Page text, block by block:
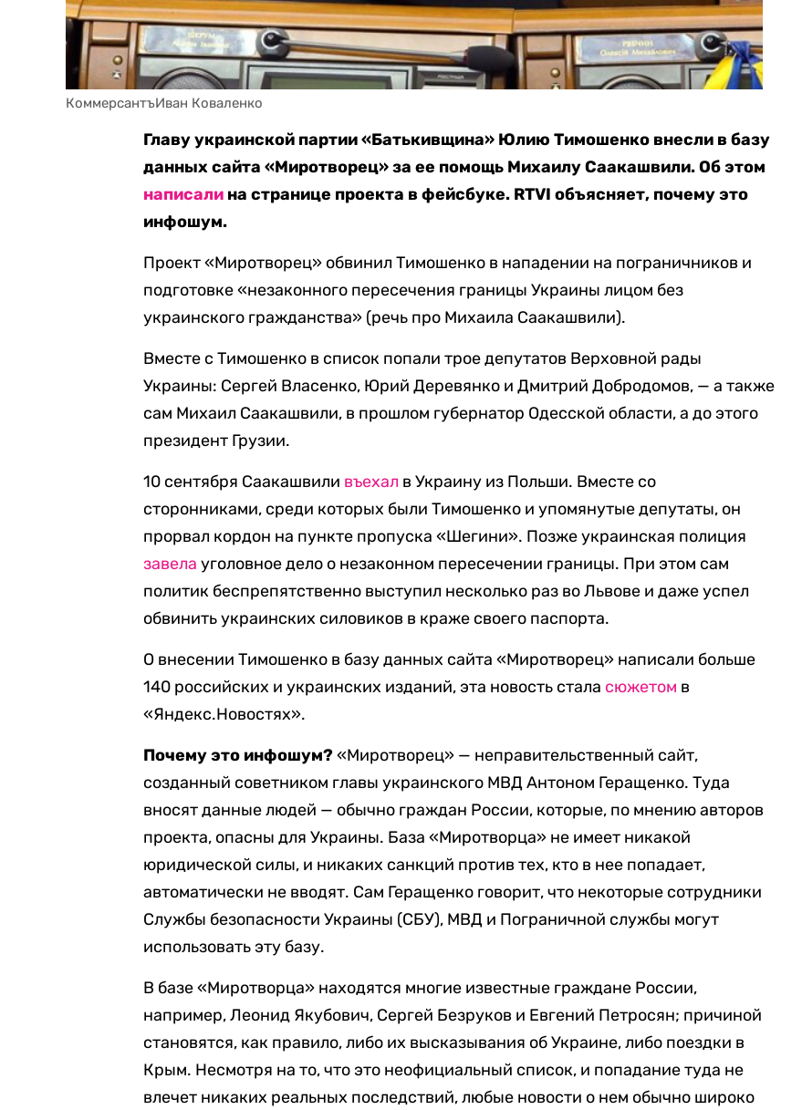
КоммерсантъИван Коваленко
Главу украинской партии «Батькивщина» Юлию Тимошенко внесли в базу
данных сайта «Миротворец» за ее помощь Михаилу Саакашвили. Об этом
написали на странице проекта в фейcбуке. RTVI объясняет, почему это
инфошум.
Проект «Миротворец» обвинил Тимошенко в нападении на пограничников и
подготовке «незаконного пересечения границы Украины лицом без
украинского гражданства» (речь про Михаила Саакашвили).
Вместе с Тимошенко в список попали трое депутатов Верховной рады
Украины: Сергей Власенко, Юрий Деревянко и Дмитрий Добродомов, — а также
сам Михаил Саакашвили, в прошлом губернатор Одесской области, а до этого
президент Грузии.
10 сентября Саакашвили въехал в Украину из Польши. Вместе со
сторонниками, среди которых были Тимошенко и упомянутые депутаты, он
прорвал кордон на пункте пропуска «Шегини». Позже украинская полиция
завела уголовное дело о незаконном пересечении границы. При этом сам
политик беспрепятственно выступил несколько раз во Львове и даже успел
обвинить украинских силовиков в краже своего паспорта.
О внесении Тимошенко в базу данных сайта «Миротворец» написали больше
140 российских и украинских изданий, эта новость стала сюжетом в
«Яндекс.Новостях».
Почему это инфошум?«Миротворец» — неправительственный сайт,
созданный советником главы украинского МВД Антоном Геращенко. Туда
вносят данные людей — обычно граждан России, которые, по мнению авторов
проекта, опасны для Украины. База «Миротворца» не имеет никакой
юридической силы, и никаких санкций против тех, кто в нее попадает,
автоматически не вводят. Сам Геращенко говорит, что некоторые сотрудники
Службы безопасности Украины (СБУ), МВД и Пограничной службы могут
использовать эту базу.
В базе «Миротворца» находятся многие известные граждане России,
например, Леонид Якубович, Сергей Безруков и Евгений Петросян; причиной
становятся, как правило, либо их высказывания об Украине, либо поездки в
Крым. Несмотря на то, что это неофициальный список, и попадание туда не
влечет никаких реальных последствий, любые новости о нем обычно широко